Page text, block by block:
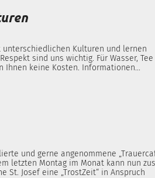
Kulturen und lernen
sind uns wichtig. Für Wasser, Tee
Ihnen keine Kosten. Informationen...
und gerne angenommene
letzten Montag im Monat kann nun
St. Josef eine „TrostZeit“ in Anspruch